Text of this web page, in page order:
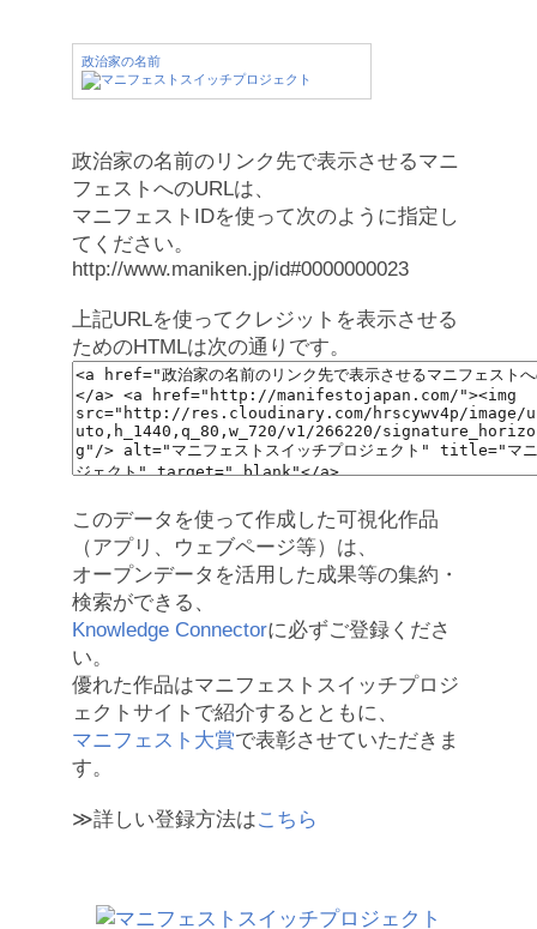
政治家の名前
政治家の名前のリンク先で表示させるマニ
フェストへのURLは、
マニフェストIDを使って次のように指定し
てください。
http://www.maniken.jp/id#0000000023
上記URLを使ってクレジットを表示させる
ためのHTMLは次の通りです。
このデータを使って作成した可視化作品
（アプリ、ウェブページ等）は、
オープンデータを活用した成果等の集約・
検索ができる、
Knowledge Connectorに必ずご登録くださ
い。
優れた作品はマニフェストスイッチプロジ
ェクトサイトで紹介するとともに、
マニフェスト大賞で表彰させていただきま
す。
≫詳しい登録方法はこちら